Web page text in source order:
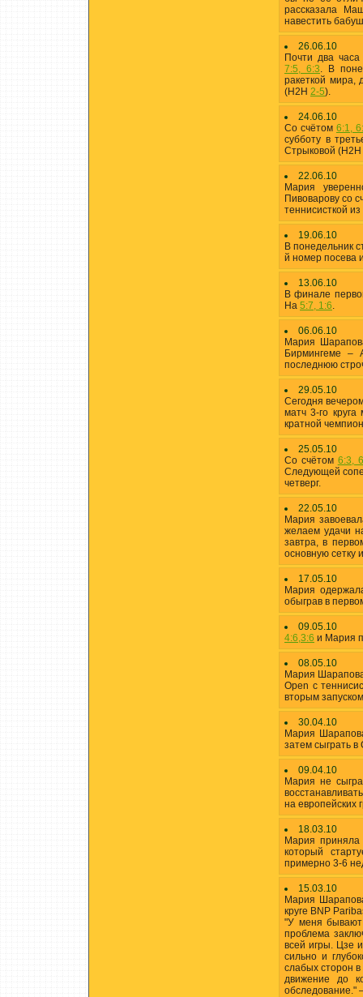
рассказала
навестить
26.06.10
Почти два
7:5, 6:3. В
ракеткой мира,
(H2H 2-5).
24.06.10
Со счётом 6:1,
субботу в
Стрыковой (H2H
22.06.10
Мария
Пивоварову со
теннисисткой
19.06.10
В понедельник
й номер посева
13.06.10
В финале
На 5:7, 1:6.
06.06.10
Мария
Бирмингеме –
последнюю
29.05.10
Сегодня
матч 3-го
кратной
25.05.10
Со счётом 6:3,
Следующей
четверг.
22.05.10
Мария
желаем удачи
завтра, в
основную сетку
17.05.10
Мария
обыграв в
09.05.10
4:6,3:6 и Мария
08.05.10
Мария
Open с
вторым
30.04.10
Мария
затем сыграть
09.04.10
Мария не
на европейских
18.03.10
Мария приняла
который
примерно 3-6
15.03.10
Мария
круге BNP
"У меня бывают
проблема
всей игры. Цзе
сильно и
слабых сторон в
движение до
обследование."